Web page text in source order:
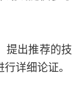
提出推荐的技
详细论证。